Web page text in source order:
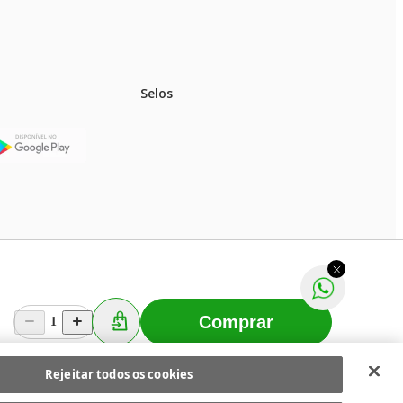
1 Comprar
Selos
na rede de lojas físicas.
prévio. Fast Shop S. A. CNPJ: 43.708.379/0001-
Fast Shop - Todos os direitos reservadosRF
Selecionar os Cookies
Rejeitar todos os cookies